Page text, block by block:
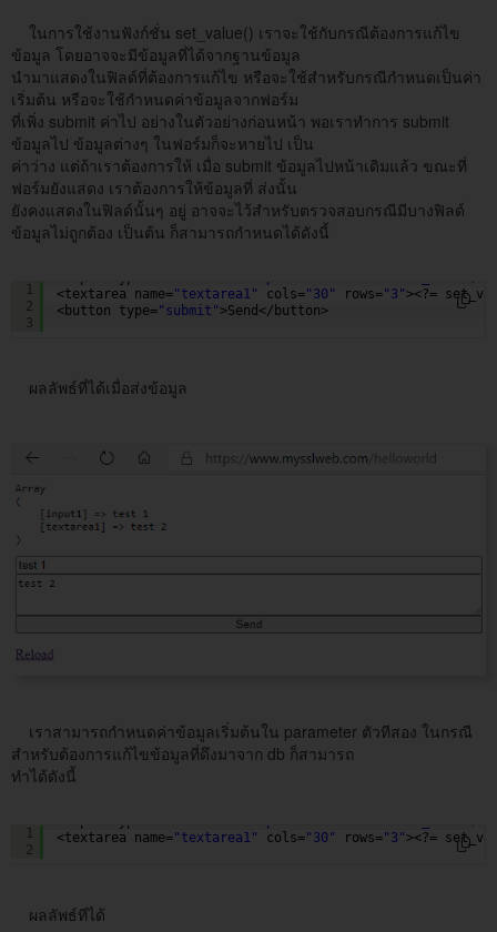
ในการใช้งานฟังก์ชั่น set_value() เราจะใช้กับกรณีต้องการแก้ไข
ข้อมูล โดยอาจจะมีข้อมูลที่ได้จากฐานข้อมูล
นำมาแสดงในฟิลด์ที่ต้องการแก้ไข หรือจะใช้สำหรับกรณีกำหนดเป็นค่า
เริ่มต้น หรือจะใช้กำหนดค่าข้อมูลจากฟอร์ม
ที่เพิ่ง submit ค่าไป อย่างในตัวอย่างก่อนหน้า พอเราทำการ submit
ข้อมูลไป ข้อมูลต่างๆ ในฟอร์มก็จะหายไป เป็น
ค่าว่าง แต่ถ้าเราต้องการให้ เมื่อ submit ข้อมูลไปหน้าเดิมแล้ว ขณะที่
ฟอร์มยังแสดง เราต้องการให้ข้อมูลที่ ส่งนั้น
ยังคงแสดงในฟิลด์นั้นๆ อยู่ อาจจะไว้สำหรับตรวจสอบกรณีมีบางฟิลด์
ข้อมูลไม่ถูกต้อง เป็นต้น ก็สามารถกำหนดได้ดังนี้
1
2
3
<textarea name="textarea1" cols="30" rows="3" ><?=
<button type="submit" >Send</button>
ผลลัพธ์ที่ได้เมื่อส่งข้อมูล
เราสามารถกำหนดค่าข้อมูลเริ่มต้นใน parameter ตัวทีสอง ในกรณี
สำหรับต้องการแก้ไขข้อมูลที่ดึงมาจาก db ก็สามารถ
ทำได้ดังนี้
1
2
<textarea name="textarea1" cols="30" rows="3" ><?=
ผลลัพธ์ทีได้